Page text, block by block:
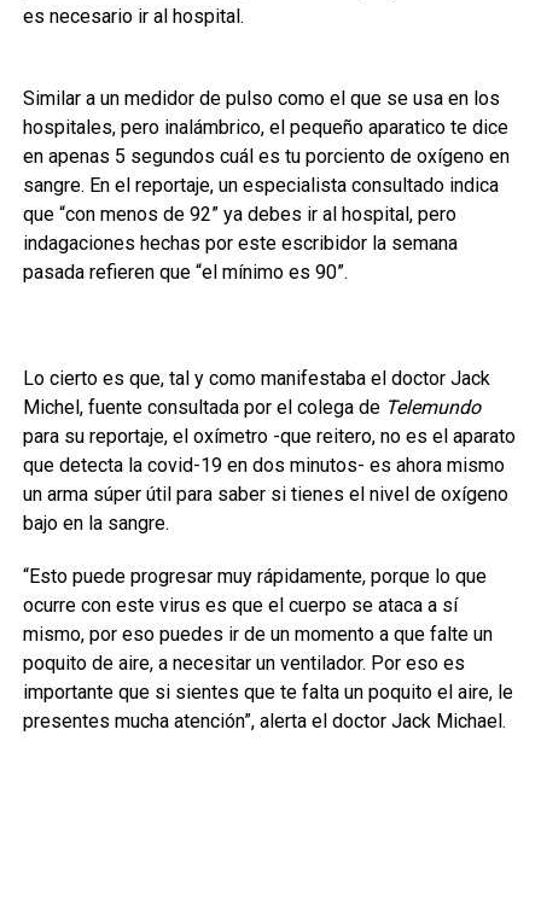
es necesario ir al hospital.
Similar a un medidor de pulso como el que se usa en los
hospitales, pero inalámbrico, el pequeño aparatico te dice
en apenas 5 segundos cuál es tu porciento de oxígeno en
sangre. En el reportaje, un especialista consultado indica
que “con menos de 92” ya debes ir al hospital, pero
indagaciones hechas por este escribidor la semana
pasada refieren que “el mínimo es 90”.
Lo cierto es que, tal y como manifestaba el doctor Jack
Michel, fuente consultada por el colega de Telemundo
para su reportaje, el oxímetro -que reitero, no es el aparato
que detecta la covid-19 en dos minutos- es ahora mismo
un arma súper útil para saber si tienes el nivel de oxígeno
bajo en la sangre.
“Esto puede progresar muy rápidamente, porque lo que
ocurre con este virus es que el cuerpo se ataca a sí
mismo, por eso puedes ir de un momento a que falte un
poquito de aire, a necesitar un ventilador. Por eso es
importante que si sientes que te falta un poquito el aire, le
presentes mucha atención”, alerta el doctor Jack Michael.